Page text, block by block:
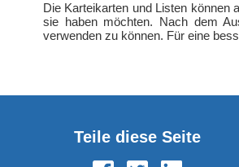
Die Karteikarten und Listen können
sie haben möchten. Nach dem
verwenden zu können. Für eine
Teile diese Seite